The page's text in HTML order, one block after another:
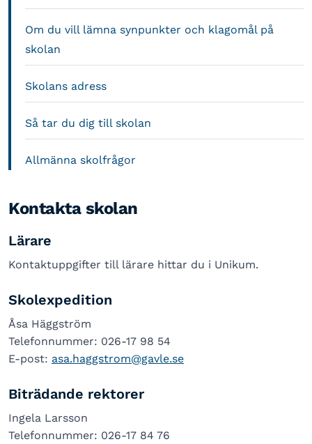
Om du vill lämna synpunkter och klagomål på
skolan
Skolans adress
Så tar du dig till skolan
Allmänna skolfrågor
Kontakta skolan
Lärare
Kontaktuppgifter till lärare hittar du i Unikum.
Skolexpedition
Åsa Häggström
Telefonnummer: 026-17 98 54
E-post: asa.haggstrom@gavle.se
Biträdande rektorer
Ingela Larsson
Telefonnummer: 026-17 84 76